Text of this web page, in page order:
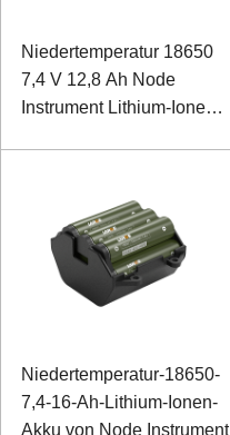
Niedertemperatur 18650
7,4 V 12,8 Ah Node
Instrument Lithium-Ionen-
Niedertemperatur-18650-
7,4-16-Ah-Lithium-Ionen-
Akku von Node Instrument